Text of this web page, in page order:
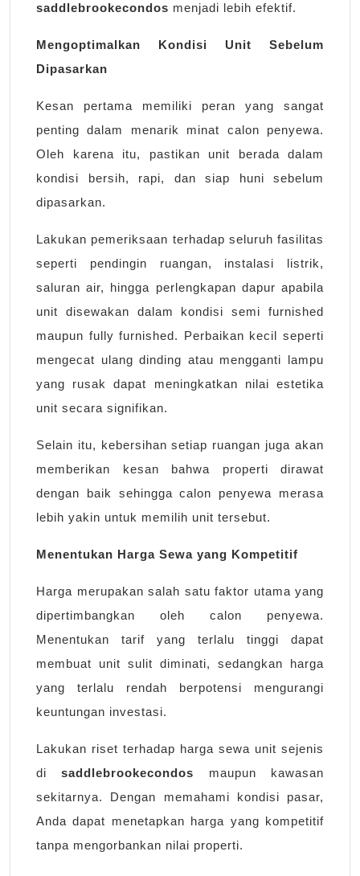
saddlebrookecondos menjadi lebih efektif.
Mengoptimalkan Kondisi Unit Sebelum
Dipasarkan
Kesan pertama memiliki peran yang sangat
penting dalam menarik minat calon penyewa.
Oleh karena itu, pastikan unit berada dalam
kondisi bersih, rapi, dan siap huni sebelum
dipasarkan.
Lakukan pemeriksaan terhadap seluruh fasilitas
seperti pendingin ruangan, instalasi listrik,
saluran air, hingga perlengkapan dapur apabila
unit disewakan dalam kondisi semi furnished
maupun fully furnished. Perbaikan kecil seperti
mengecat ulang dinding atau mengganti lampu
yang rusak dapat meningkatkan nilai estetika
unit secara signifikan.
Selain itu, kebersihan setiap ruangan juga akan
memberikan kesan bahwa properti dirawat
dengan baik sehingga calon penyewa merasa
lebih yakin untuk memilih unit tersebut.
Menentukan Harga Sewa yang Kompetitif
Harga merupakan salah satu faktor utama yang
dipertimbangkan oleh calon penyewa.
Menentukan tarif yang terlalu tinggi dapat
membuat unit sulit diminati, sedangkan harga
yang terlalu rendah berpotensi mengurangi
keuntungan investasi.
Lakukan riset terhadap harga sewa unit sejenis
disaddlebrookecondos maupun kawasan
sekitarnya. Dengan memahami kondisi pasar,
Anda dapat menetapkan harga yang kompetitif
tanpa mengorbankan nilai properti.